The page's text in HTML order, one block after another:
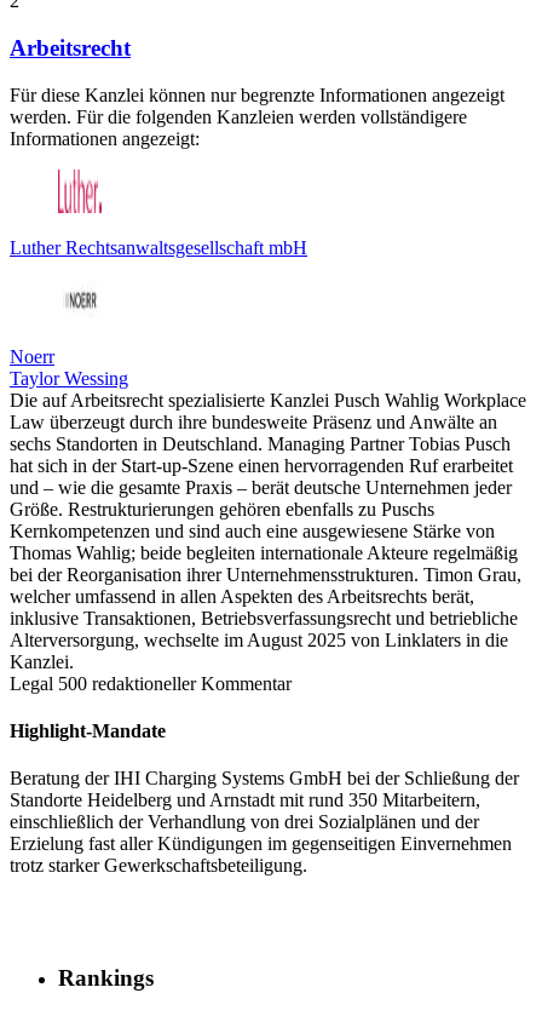
Arbeitsrecht
Für diese Kanzlei können nur begrenzte Informationen angezeigt
werden. Für die folgenden Kanzleien werden vollständigere
Informationen angezeigt:
Luther Rechtsanwaltsgesellschaft mbH
Noerr
Taylor Wessing
Die auf Arbeitsrecht spezialisierte Kanzlei Pusch Wahlig Workplace
Law überzeugt durch ihre bundesweite Präsenz und Anwälte an
sechs Standorten in Deutschland. Managing Partner Tobias Pusch
hat sich in der Start-up-Szene einen hervorragenden Ruf erarbeitet
und – wie die gesamte Praxis – berät deutsche Unternehmen jeder
Größe. Restrukturierungen gehören ebenfalls zu Puschs
Kernkompetenzen und sind auch eine ausgewiesene Stärke von
Thomas Wahlig; beide begleiten internationale Akteure regelmäßig
bei der Reorganisation ihrer Unternehmensstrukturen. Timon Grau,
welcher umfassend in allen Aspekten des Arbeitsrechts berät,
inklusive Transaktionen, Betriebsverfassungsrecht und betriebliche
Alterversorgung, wechselte im August 2025 von Linklaters in die
Kanzlei.
Legal 500 redaktioneller Kommentar
Highlight-Mandate
Beratung der IHI Charging Systems GmbH bei der Schließung der
Standorte Heidelberg und Arnstadt mit rund 350 Mitarbeitern,
einschließlich der Verhandlung von drei Sozialplänen und der
Erzielung fast aller Kündigungen im gegenseitigen Einvernehmen
trotz starker Gewerkschaftsbeteiligung.
Rankings